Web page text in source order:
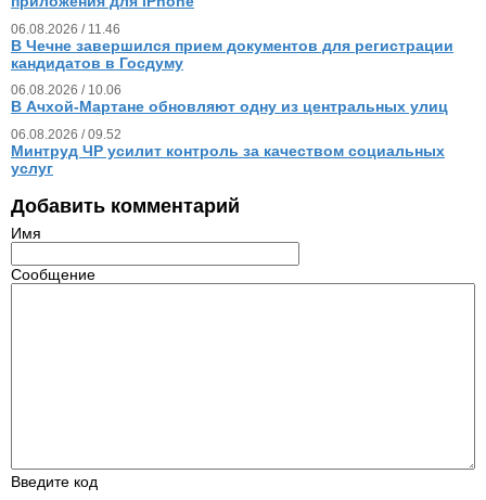
06.08.2026 / 11.46
В Чечне завершился прием документов для регистрации
кандидатов в Госдуму
06.08.2026 / 10.06
В Ачхой-Мартане обновляют одну из центральных улиц
06.08.2026 / 09.52
Минтруд ЧР усилит контроль за качеством социальных
услуг
Добавить комментарий
Имя
Сообщение
Введите код